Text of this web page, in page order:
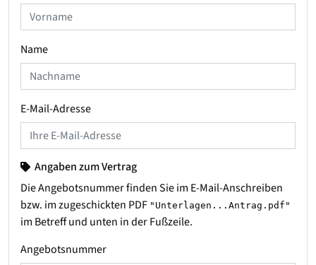
Name
E-Mail-Adresse
Angaben zum Vertrag
Die Angebotsnummer finden Sie im E-Mail-Anschreiben
bzw. im zugeschickten PDF "Unterlagen...Antrag.pdf"
im Betreff und unten in der Fußzeile.
Angebotsnummer